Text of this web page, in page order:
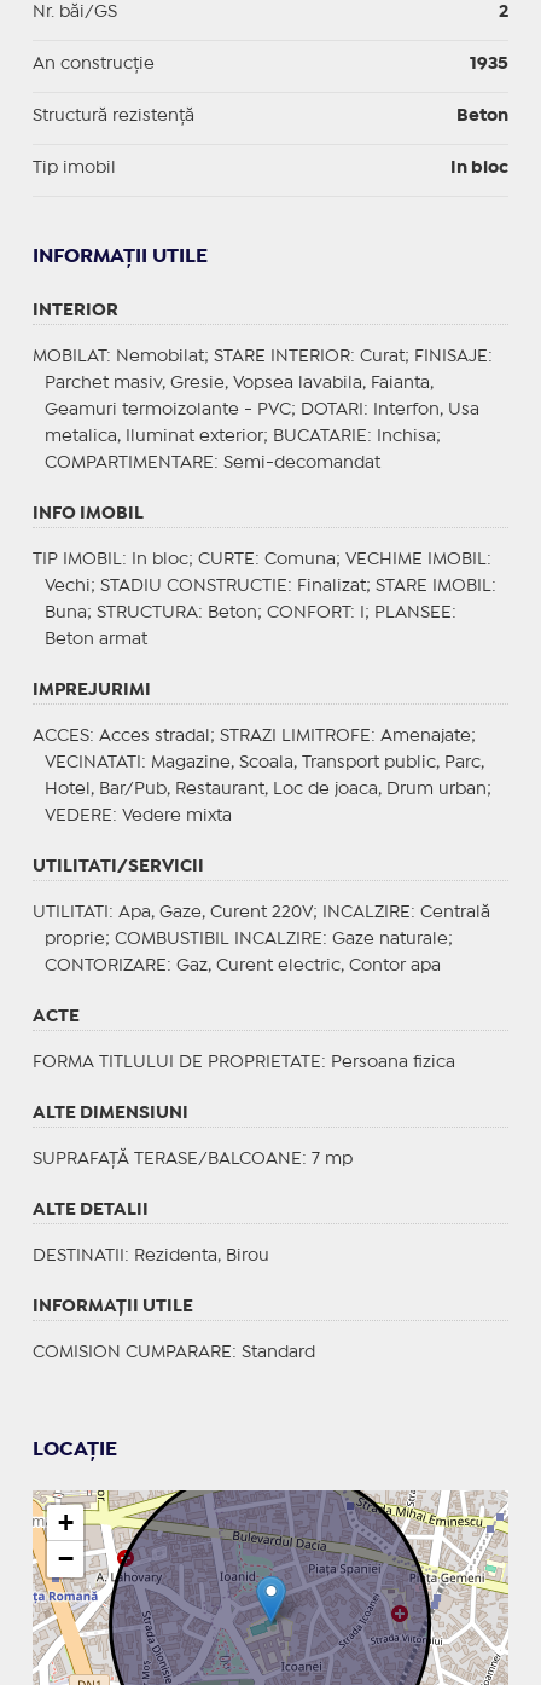
Nr. băi/GS 2
An construcție 1935
Structură rezistență Beton
Tip imobil In bloc
INFORMAŢII UTILE
INTERIOR
MOBILAT : Nemobilat; STARE INTERIOR: Curat; FINISAJE :
Parchet masiv, Gresie, Vopsea lavabila, Faianta,
Geamuri termoizolante - PVC;
DOTARI : Interfon, Usa
metalica, Iluminat exterior; BUCATARIE : Inchisa;
COMPARTIMENTARE : Semi-decomandat
INFO IMOBIL
TIP IMOBIL : In bloc; CURTE : Comuna; VECHIME IMOBIL :
Vechi; STADIU CONSTRUCTIE : Finalizat; STARE IMOBIL :
Buna; STRUCTURA: Beton; CONFORT : I; PLANSEE :
Beton armat
IMPREJURIMI
ACCES: Acces stradal; STRAZI LIMITROFE : Amenajate;
VECINATATI : Magazine, Scoala, Transport public, Parc,
Hotel, Bar/Pub, Restaurant, Loc de joaca, Drum urban;
VEDERE : Vedere mixta
UTILITATI/SERVICII
UTILITATI : Apa, Gaze, Curent 220V; INCALZIRE : Centrală
proprie; COMBUSTIBIL INCALZIRE : Gaze naturale;
CONTORIZARE : Gaz, Curent electric, Contor apa
ACTE
FORMA TITLULUI DE PROPRIETATE : Persoana fizica
ALTE DIMENSIUNI
SUPRAFAȚĂ TERASE/BALCOANE: 7 mp
ALTE DETALII
DESTINATII : Rezidenta, Birou
INFORMAŢII UTILE
COMISION CUMPARARE: Standard
LOCAȚIE
+
−